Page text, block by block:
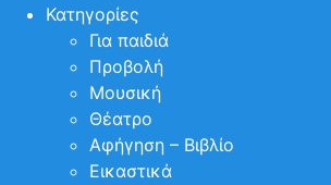
Κατηγορίες
Για παιδιά
Προβολή
Μουσική
Θέατρο
Αφήγηση – Βιβλίο
Εικαστικά